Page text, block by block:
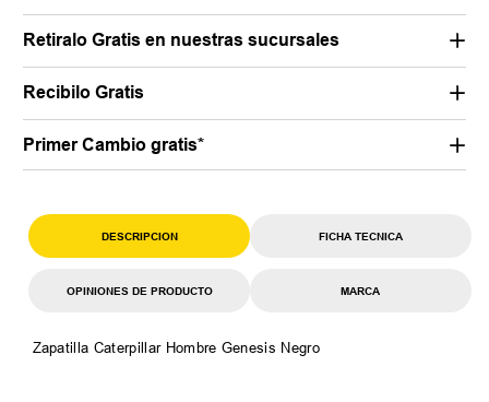
Retiralo Gratis en nuestras sucursales
Recibilo Gratis
Primer Cambio gratis*
DESCRIPCION FICHA TECNICA
OPINIONES DE PRODUCTO MARCA
Zapatilla Caterpillar Hombre Genesis Negro